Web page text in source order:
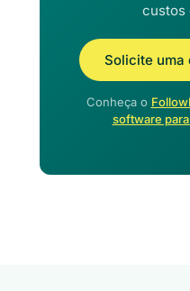
custos
Solicite uma
Conheça o
software